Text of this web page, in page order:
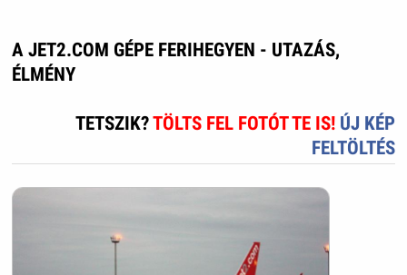
A JET2.COM GÉPE FERIHEGYEN - UTAZÁS,
ÉLMÉNY
TETSZIK?TÖLTS FEL FOTÓT TE IS! ÚJ KÉP
FELTÖLTÉS